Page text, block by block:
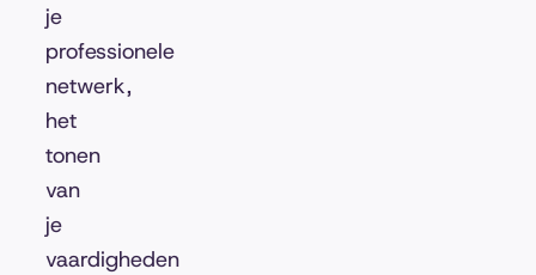
je
professionele
netwerk,
het
tonen
van
je
vaardigheden